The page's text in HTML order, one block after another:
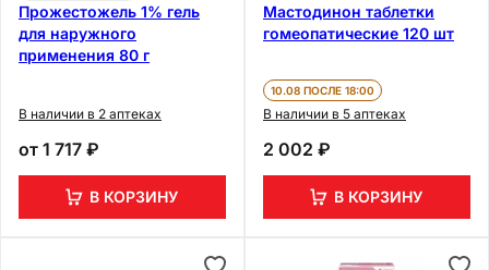
Прожестожель 1% гель
для наружного
применения 80 г
В наличии в 2 аптеках
от 1 717 ₽
В КОРЗИНУ
Мастодинон таблетки
гомеопатические 120 шт
10.08 ПОСЛЕ 18:00
В наличии в 5 аптеках
2 002 ₽
В КОРЗИНУ